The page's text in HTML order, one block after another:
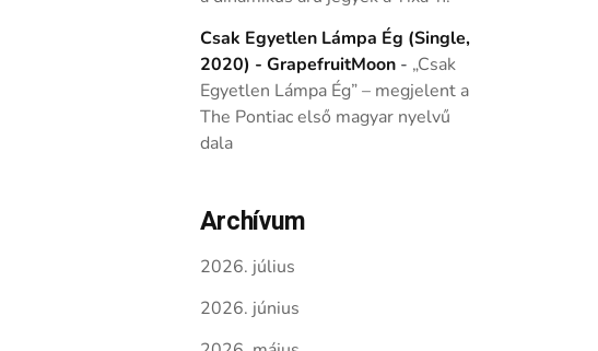
Csak Egyetlen Lámpa Ég (Single,
2020) - GrapefruitMoon- „Csak
Egyetlen Lámpa Ég” – megjelent a
The Pontiac első magyar nyelvű
dala
Archívum
2026. július
2026. június